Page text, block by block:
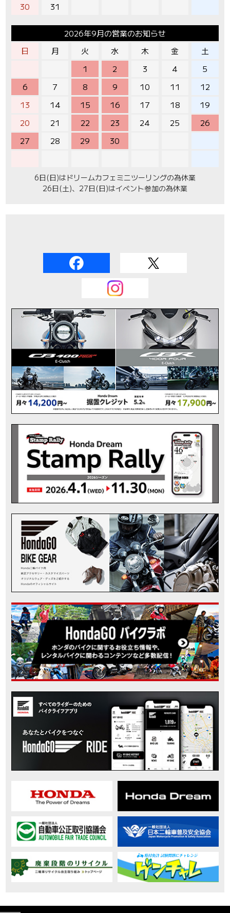
30
31
2026年9月の営業のお知らせ
日
月 火 水 木 金
土
1
2 3 4
5
6
7 8 9 10 11
12
13
14 15 16 17 18
19
20
21 22 23 24 25
26
27
28 29 30
6日(日)はドリームカフェミニツーリングの為休業
26日(土)、27日(日)はイベント参加の為休業